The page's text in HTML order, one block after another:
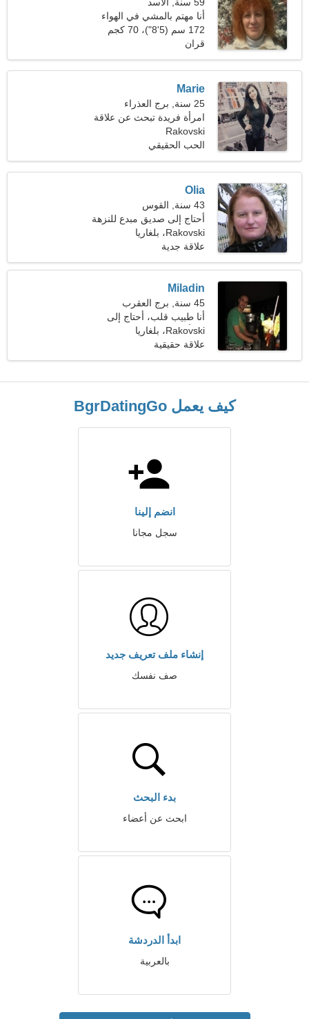
أنا مهتم بالمشي في الهواء
الطلق والحيوانات الأليفة
172 سم (5'8")، 70 كجم
(154 رطلا)
قران
Marie
25 سنة, برج العذراء
امرأة فريدة تبحث عن علاقة
عاطفية
Rakovski
الحب الحقيقي
Olia
43 سنة, القوس
أحتاج إلى صديق مبدع للنزهة
معًا
Rakovski، بلغاريا
علاقة جدية
Miladin
45 سنة, برج العقرب
أنا طبيب قلب، أحتاج إلى
امرأة ساحرة
Rakovski، بلغاريا
علاقة حقيقية
كيف يعمل BgrDatingGo
انضم إلينا
سجل مجانا
إنشاء ملف تعريف جديد
صف نفسك
بدء البحث
ابحث عن أعضاء
ابدأ الدردشة
بالعربية